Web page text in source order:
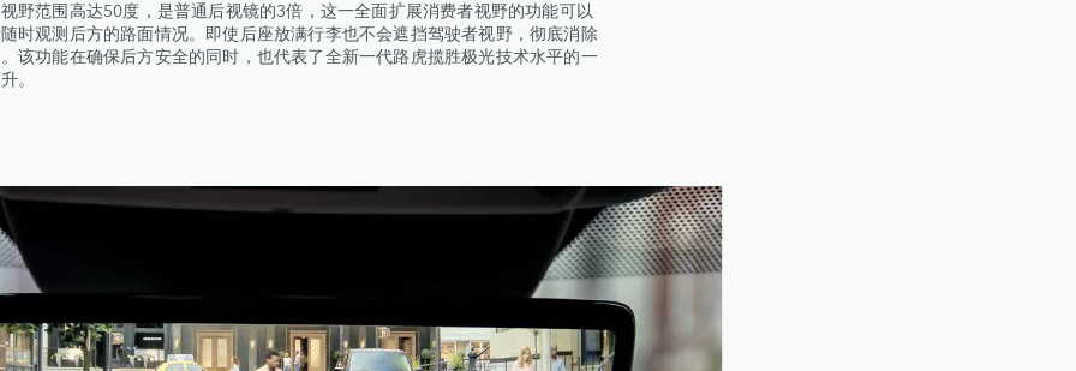
野范围高达50度，是普通后视镜的3倍，这一全面扩展消费者视野的功能可以
时观测后方的路面情况。即使后座放满行李也不会遮挡驾驶者视野，彻底消除
该功能在确保后方安全的同时，也代表了全新一代路虎揽胜极光技术水平的一
。